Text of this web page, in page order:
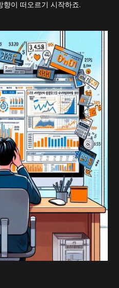
향이 떠오르기 시작하죠.